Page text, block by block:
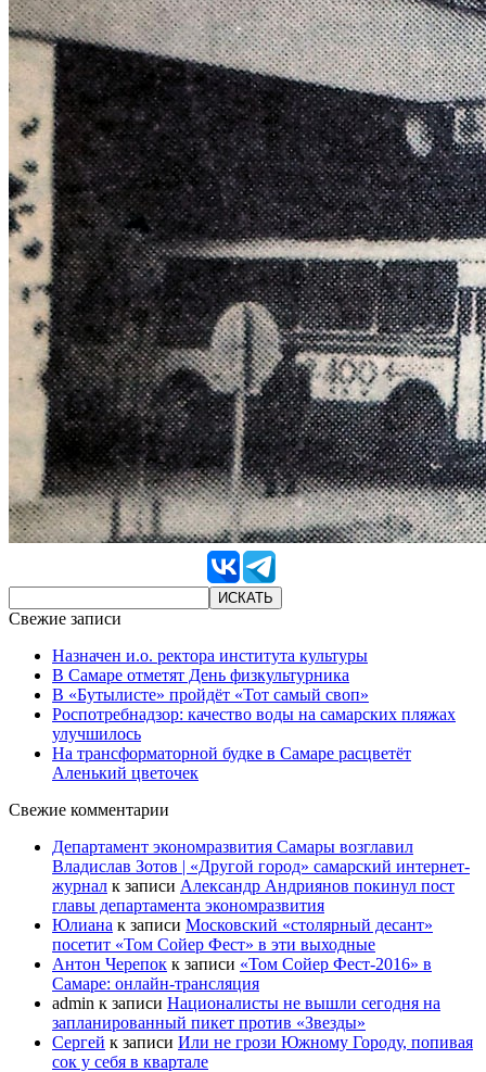
Свежие записи
Назначен и.о. ректора института культуры
В Самаре отметят День физкультурника
В «Бутылисте» пройдёт «Тот самый своп»
Роспотребнадзор: качество воды на самарских пляжах
улучшилось
На трансформаторной будке в Самаре расцветёт
Аленький цветочек
Свежие комментарии
Департамент экономразвития Самары возглавил
Владислав Зотов | «Другой город» самарский интернет-
журнал к записи Александр Андриянов покинул пост
главы департамента экономразвития
Юлиана к записи Московский «столярный десант»
посетит «Том Сойер Фест» в эти выходные
Антон Черепок к записи «Том Сойер Фест-2016» в
Самаре: онлайн-трансляция
admin к записи Националисты не вышли сегодня на
запланированный пикет против «Звезды»
Сергей к записи Или не грози Южному Городу, попивая
сок у себя в квартале